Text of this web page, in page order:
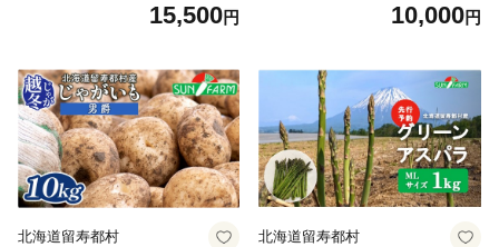
ンライン 申請 ふるさと納税
ポテトサラダ コロッケ スー
プ 10キロ 留寿都村【24021】
15,500円
ン 申請 ふるさと納税 北海道
ロッケ マッシュポテト 5キロ
留寿都村【24022】
10,000円
北海道留寿都村 北海道留寿都村